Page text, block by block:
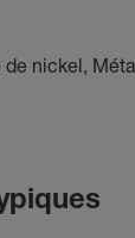
nickel,